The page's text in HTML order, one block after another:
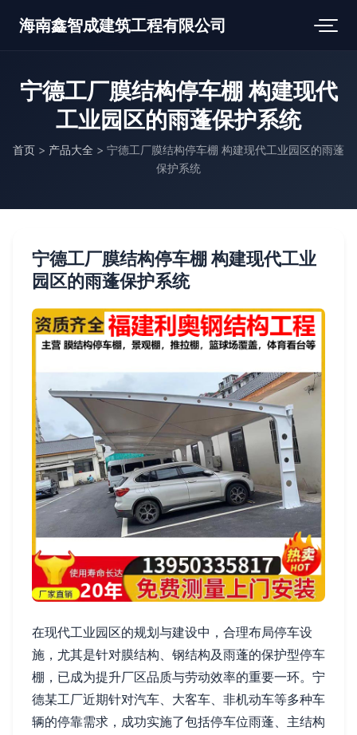
海南鑫智成建筑工程有限公司
宁德工厂膜结构停车棚 构建现代
工业园区的雨蓬保护系统
首页 > 产品大全 > 宁德工厂膜结构停车棚 构建现代工业园区的雨蓬
保护系统
宁德工厂膜结构停车棚 构建现代工业
园区的雨蓬保护系统
在现代工业园区的规划与建设中，合理布局停车设
施，尤其是针对膜结构、钢结构及雨蓬的保护型停车
棚，已成为提升厂区品质与劳动效率的重要一环。宁
德某工厂近期针对汽车、大客车、非机动车等多种车
辆的停靠需求，成功实施了包括停车位雨蓬、主结构